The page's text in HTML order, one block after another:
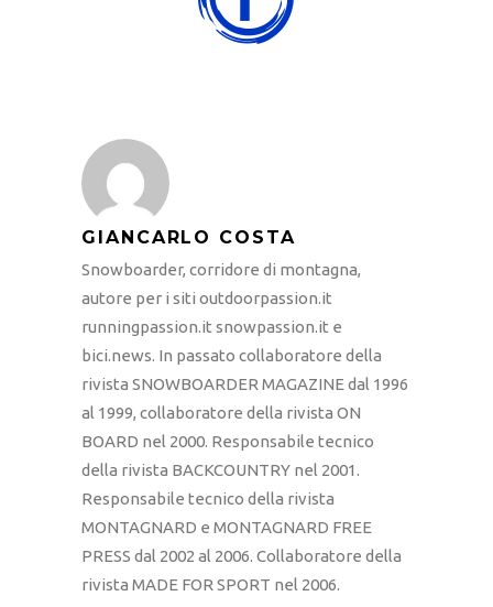
GIANCARLO COSTA
Snowboarder, corridore di montagna,
autore per i siti outdoorpassion.it
runningpassion.it snowpassion.it e
bici.news. In passato collaboratore della
rivista SNOWBOARDER MAGAZINE dal 1996
al 1999, collaboratore della rivista ON
BOARD nel 2000. Responsabile tecnico
della rivista BACKCOUNTRY nel 2001.
Responsabile tecnico della rivista
MONTAGNARD e MONTAGNARD FREE
PRESS dal 2002 al 2006. Collaboratore della
rivista MADE FOR SPORT nel 2006.